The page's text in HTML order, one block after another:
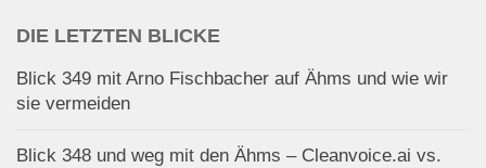
DIE LETZTEN BLICKE
Blick 349 mit Arno Fischbacher auf Ähms und wie wir
sie vermeiden
Blick 348 und weg mit den Ähms – Cleanvoice.ai vs.